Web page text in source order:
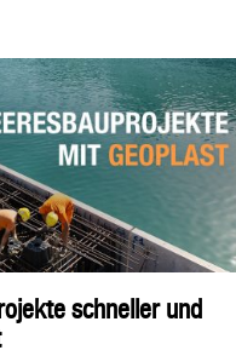
schneller und